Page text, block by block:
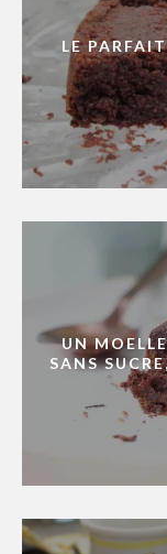
LE
UN
SANS